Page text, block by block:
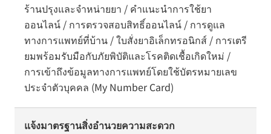
ร้านปรุงและจำหน่ายยา / คำแนะนำการใช้ยา
ออนไลน์ / การตรวจสอบสิทธิ์ออนไลน์ / การดูแล
ทางการแพทย์ที่บ้าน / ใบสั่งยาอิเล็กทรอนิกส์ / การเตรี
ยมพร้อมรับมือกับภัยพิบัติและโรคติดเชื้อเกิดใหม่ /
การเข้าถึงข้อมูลทางการแพทย์โดยใช้บัตรหมายเลข
ประจำตัวบุคคล (My Number Card)
แจ้งมาตรฐานสิ่งอำนวยความสะดวก